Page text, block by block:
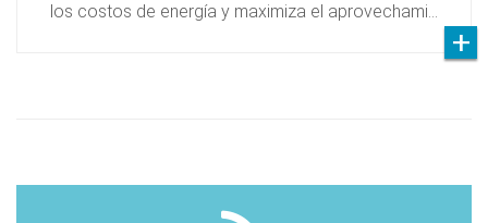
los costos de energía y maximiza el aprovechami…